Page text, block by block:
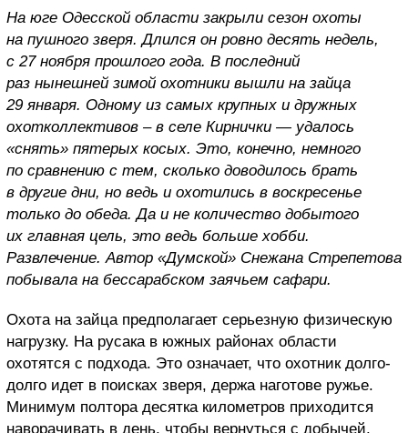
На юге Одесской области закрыли сезон охоты
на пушного зверя. Длился он ровно десять недель,
с 27 ноября прошлого года. В последний
раз нынешней зимой охотники вышли на зайца
29 января. Одному из самых крупных и дружных
охотколлективов – в селе Кирнички — удалось
«снять» пятерых косых. Это, конечно, немного
по сравнению с тем, сколько доводилось брать
в другие дни, но ведь и охотились в воскресенье
только до обеда. Да и не количество добытого
их главная цель, это ведь больше хобби.
Развлечение. Автор «Думской» Снежана Стрепетова
побывала на бессарабском заячьем сафари.
Охота на зайца предполагает серьезную физическую
нагрузку. На русака в южных районах области
охотятся с подхода. Это означает, что охотник долго-
долго идет в поисках зверя, держа наготове ружье.
Минимум полтора десятка километров приходится
наворачивать в день, чтобы вернуться с добычей.